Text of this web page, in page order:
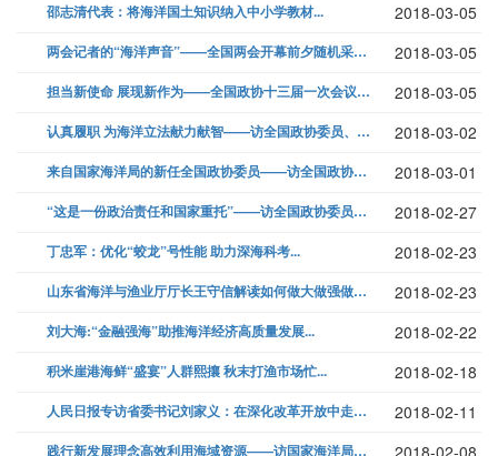
邵志清代表：将海洋国土知识纳入中小学教材... 2018-03-05
两会记者的“海洋声音”——全国两会开幕前夕随机采访上会记者... 2018-03-05
担当新使命 展现新作为——全国政协十三届一次会议开幕访委员... 2018-03-05
认真履职 为海洋立法献力献智——访全国政协委员、国家海洋局海洋发展战略... 2018-03-02
来自国家海洋局的新任全国政协委员——访全国政协委员、国家海洋信息中心主... 2018-03-01
“这是一份政治责任和国家重托”——访全国政协委员、国家海洋局天津海水淡... 2018-02-27
丁忠军：优化“蛟龙”号性能 助力深海科考... 2018-02-23
山东省海洋与渔业厅厅长王守信解读如何做大做强做优海洋产业... 2018-02-23
刘大海:“金融强海”助推海洋经济高质量发展... 2018-02-22
积米崖港海鲜“盛宴”人群熙攘 秋末打渔市场忙... 2018-02-18
人民日报专访省委书记刘家义：在深化改革开放中走在前列... 2018-02-11
践行新发展理念高效利用海域资源——访国家海洋局海域综合管理司负责人...